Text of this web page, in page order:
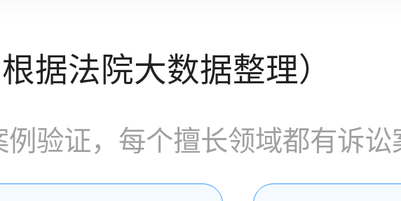
根据法院大数据整理）
验证，每个擅长领域都有诉讼